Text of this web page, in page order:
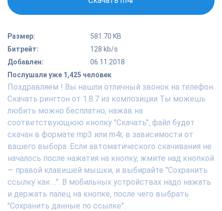
Размер:
581.70 KB
Битрейт:
128 kb/s
Добавлен:
06.11.2018
Послушали уже 1,425 человек
Поздравляем ! Вы нашли отличный звонок на телефон.
Скачать рингтон от 1.8.7 из композиции Ты можешь
любить можно бесплатно, нажав на
соответствующюю кнопку "Скачать", файл будет
скачан в формате mp3 или m4r, в зависимости от
вашего выбора. Если автоматического скачивания не
началось после нажатия на кнопку, жмите над кнопкой
— правой клавишей мышки, и выбирайте "Сохранить
ссылку как ...". В мобильных устройствах надо нажать
и держать палец на кнопке, после чего выбрать
"Сохранить данные по ссылке".